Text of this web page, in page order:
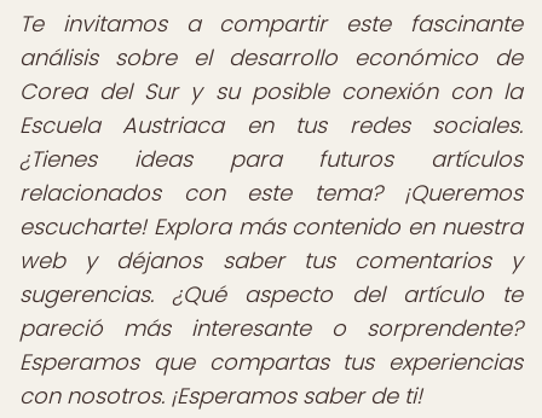
Te invitamos a compartir este fascinante
análisis sobre el desarrollo económico de
Corea del Sur y su posible conexión con la
Escuela Austriaca en tus redes sociales.
¿Tienes ideas para futuros artículos
relacionados con este tema? ¡Queremos
escucharte! Explora más contenido en nuestra
web y déjanos saber tus comentarios y
sugerencias. ¿Qué aspecto del artículo te
pareció más interesante o sorprendente?
Esperamos que compartas tus experiencias
con nosotros. ¡Esperamos saber de ti!